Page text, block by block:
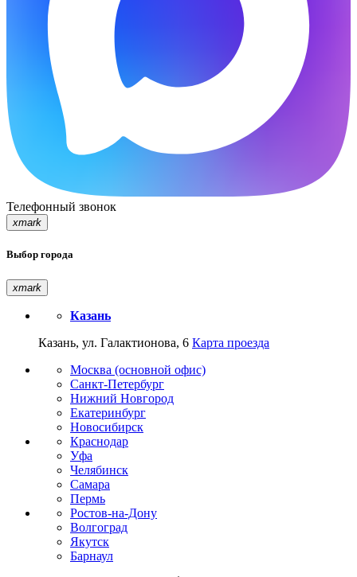
Телефонный звонок
xmark
Выбор города
xmark
Казань
Казань, ул. Галактионова, 6 Карта проезда
Москва (основной офис)
Санкт-Петербург
Нижний Новгород
Екатеринбург
Новосибирск
Краснодар
Уфа
Челябинск
Самара
Пермь
Ростов-на-Дону
Волгоград
Якутск
Барнаул